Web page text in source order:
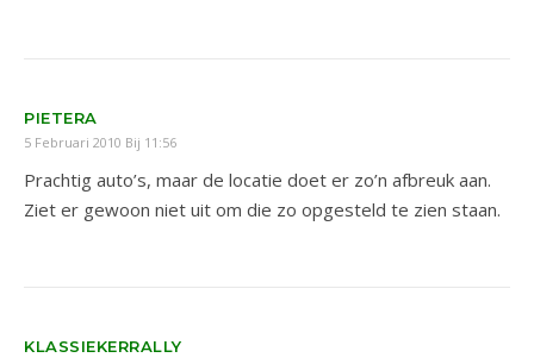
PIETERA
5 Februari 2010 Bij 11:56
Prachtig auto’s, maar de locatie doet er zo’n afbreuk aan.
Ziet er gewoon niet uit om die zo opgesteld te zien staan.
KLASSIEKERRALLY